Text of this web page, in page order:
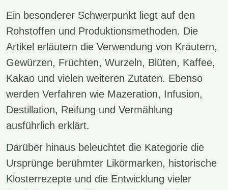
Ein besonderer Schwerpunkt liegt auf den
Rohstoffen und Produktionsmethoden. Die
Artikel erläutern die Verwendung von Kräutern,
Gewürzen, Früchten, Wurzeln, Blüten, Kaffee,
Kakao und vielen weiteren Zutaten. Ebenso
werden Verfahren wie Mazeration, Infusion,
Destillation, Reifung und Vermählung
ausführlich erklärt.
Darüber hinaus beleuchtet die Kategorie die
Ursprünge berühmter Likörmarken, historische
Klosterrezepte und die Entwicklung vieler